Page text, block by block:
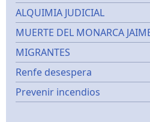
ALQUIMIA JUDICIAL
MUERTE DEL MONARCA
MIGRANTES
Renfe desespera
Prevenir incendios